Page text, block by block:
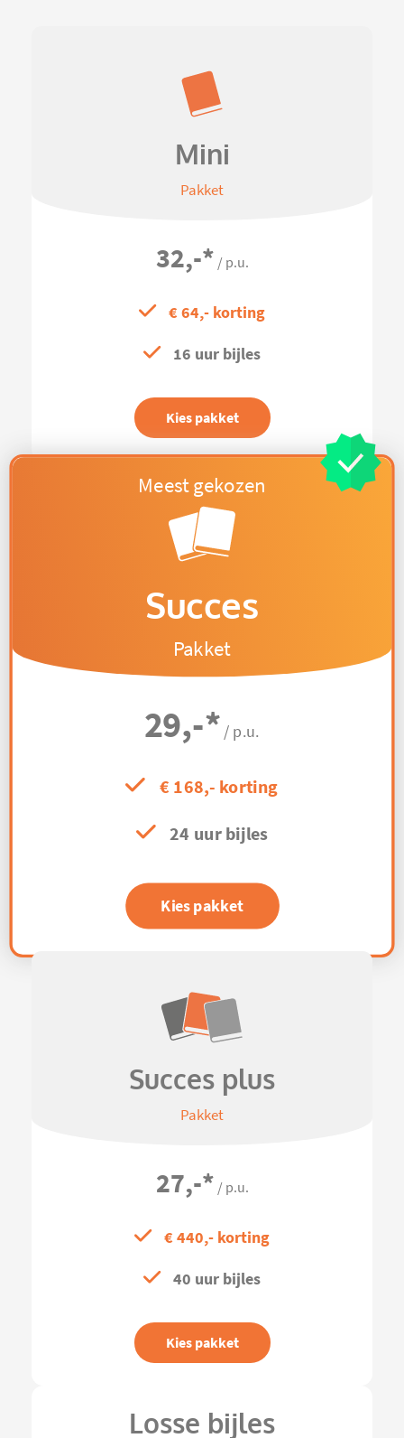
Mini
Pakket
32,-* / p.u.
€ 64,- korting
16 uur bijles
Kies pakket
Succes
Pakket
29,-* / p.u.
€ 168,- korting
24 uur bijles
Kies pakket
Succes plus
Pakket
27,-* / p.u.
€ 440,- korting
40 uur bijles
Kies pakket
Losse bijles